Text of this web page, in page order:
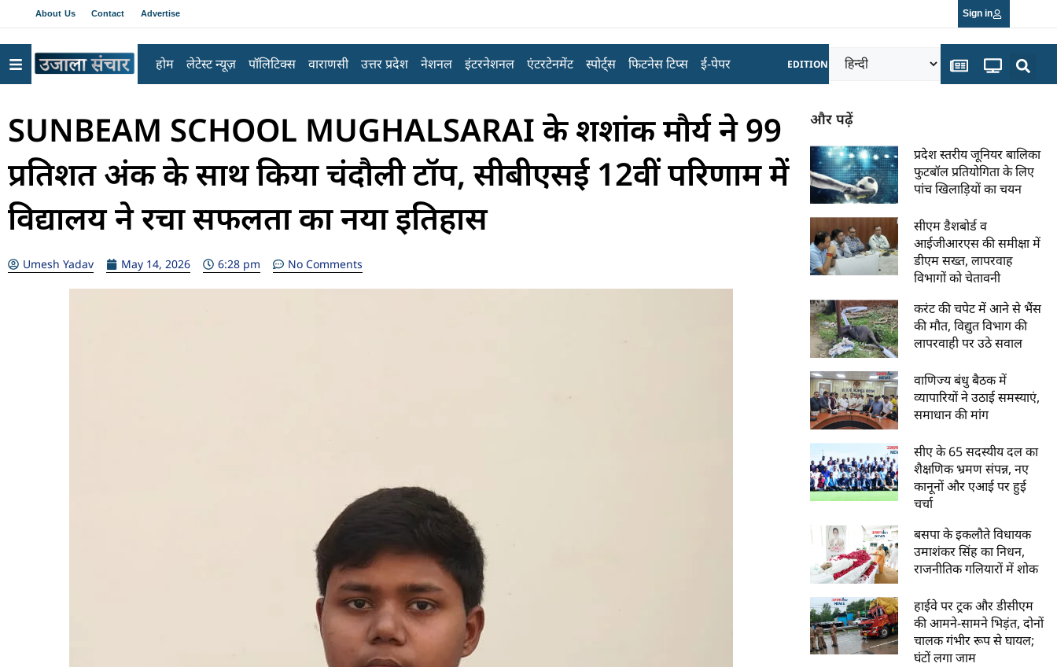
About Us Contact Advertise Sign in
होम लेटेस्ट न्यूज़ पॉलिटिक्स वाराणसी उत्तर प्रदेश नेशनल इंटरनेशनल एंटरटेनमेंट स्पोर्ट्स फिटनेस टिप्स ई-पेपर EDITION
SUNBEAM SCHOOL MUGHALSARAI के शशांक मौर्य ने 99
प्रतिशत अंक के साथ किया चंदौली टॉप, सीबीएसई 12वीं परिणाम में
विद्यालय ने रचा सफलता का नया इतिहास
Umesh Yadav May 14, 2026 6:28 pm No Comments
और पढ़ें
प्रदेश स्तरीय जूनियर बालिका
फुटबॉल प्रतियोगिता के लिए
पांच खिलाड़ियों का चयन
सीएम डैशबोर्ड व
आईजीआरएस की समीक्षा में
डीएम सख्त, लापरवाह
विभागों को चेतावनी
करंट की चपेट में आने से भैंस
की मौत, विद्युत विभाग की
लापरवाही पर उठे सवाल
वाणिज्य बंधु बैठक में
व्यापारियों ने उठाई समस्याएं,
समाधान की मांग
सीए के 65 सदस्यीय दल का
शैक्षणिक भ्रमण संपन्न, नए
कानूनों और एआई पर हुई
चर्चा
बसपा के इकलौते विधायक
उमाशंकर सिंह का निधन,
राजनीतिक गलियारों में शोक
हाईवे पर ट्रक और डीसीएम
की आमने-सामने भिड़ंत, दोनों
चालक गंभीर रूप से घायल;
घंटों लगा जाम